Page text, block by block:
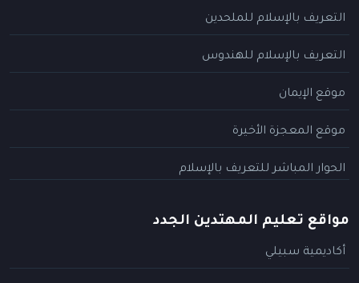
التعريف بالإسلام للملحدين
التعريف بالإسلام للهندوس
موقع الإيمان
موقع المعجزة الأخيرة
الحوار المباشر للتعريف بالإسلام
مواقع تعليم المهتدين الجدد
أكاديمية سبيلي